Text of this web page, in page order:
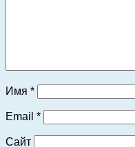
Имя *
Email *
Сайт